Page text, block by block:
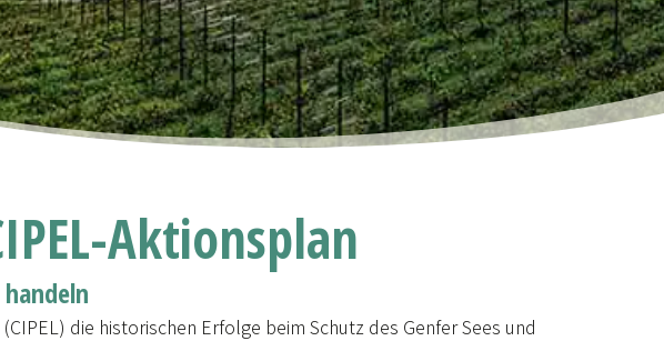
Aktionsplan
die historischen Erfolge beim Schutz des Genfer Sees und